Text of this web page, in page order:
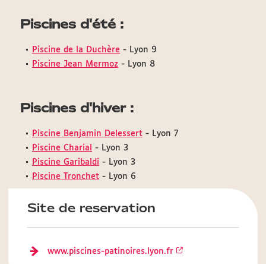
Piscines d'été :
Piscine de la Duchère - Lyon 9
Piscine Jean Mermoz - Lyon 8
Piscines d'hiver :
Piscine Benjamin Delessert - Lyon 7
Piscine Charial
- Lyon 3
Piscine Garibaldi - Lyon 3
Piscine Tronchet - Lyon 6
Site de reservation
www.piscines-patinoires.lyon.fr